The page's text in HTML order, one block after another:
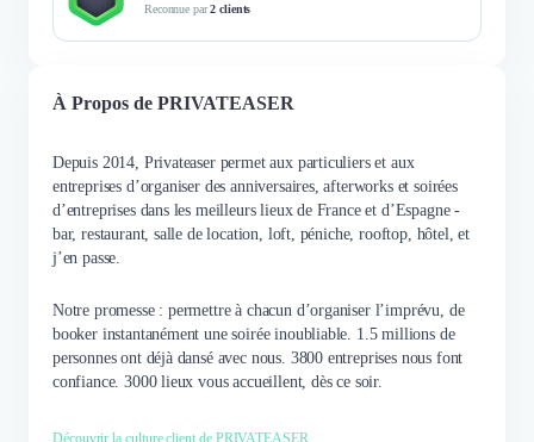
Reconnue par2 clients
À Propos de PRIVATEASER
Depuis 2014, Privateaser permet aux particuliers et aux
entreprises d’organiser des anniversaires, afterworks et soirées
d’entreprises dans les meilleurs lieux de France et d’Espagne -
bar, restaurant, salle de location, loft, péniche, rooftop, hôtel, et
j’en passe.
Notre promesse : permettre à chacun d’organiser l’imprévu, de
booker instantanément une soirée inoubliable. 1.5 millions de
personnes ont déjà dansé avec nous. 3800 entreprises nous font
confiance. 3000 lieux vous accueillent, dès ce soir.
Découvrir la culture client de PRIVATEASER